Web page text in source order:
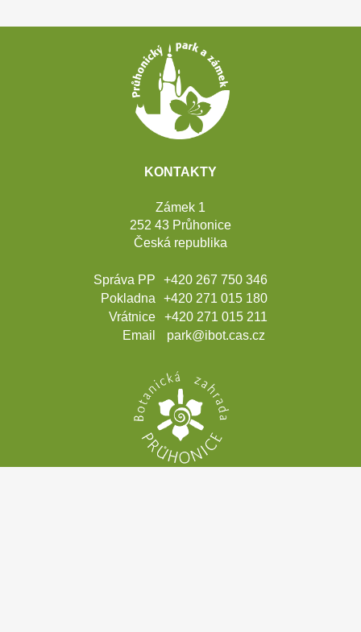
KONTAKTY
Zámek 1
252 43 Průhonice
Česká republika
Správa PP
Pokladna
Vrátnice
Email
+420 267 750 346
+420 271 015 180
+420 271 015 211
park@ibot.cas.cz